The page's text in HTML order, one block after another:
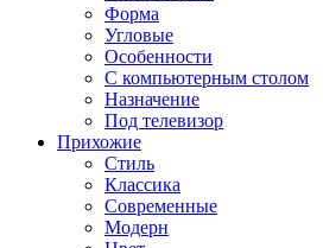
Форма
Угловые
Особенности
С компьютерным столом
Назначение
Под телевизор
Прихожие
Стиль
Классика
Современные
Модерн